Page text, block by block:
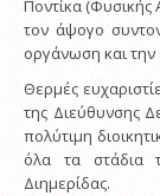
Ποντίκα (Φυσικής
τον άψογο
οργάνωση και την
Θερμές
της Διεύθυνσης
πολύτιμη
όλα τα στάδια
Διημερίδας.